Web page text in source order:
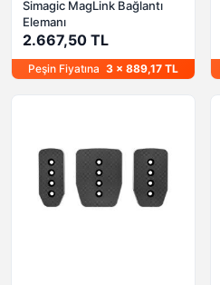
Simagic MagLink Bağlantı
Elemanı
2.667,50 TL
Peşin Fiyatına 3 x 889,17 TL